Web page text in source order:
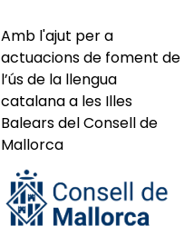
Amb l'ajut per a
actuacions de foment de
l’ús de la llengua
catalana a les Illes
Balears del Consell de
Mallorca